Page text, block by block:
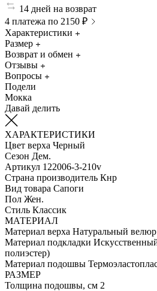
14 дней на возврат
4 платежа по 2150 ₽
Характеристики
Размер
Возврат и обмен
Отзывы
Вопросы
Подели
Мокка
Давай делить
ХАРАКТЕРИСТИКИ
Цвет верха Черный
Сезон Дем.
Артикул 122006-3-210v
Страна производитель Кнр
Вид товара Сапоги
Пол Жен.
Стиль Классик
МАТЕРИАЛ
Материал верха Натуральный велюр
Материал подкладки
полиэстер)
Материал подошвы
РАЗМЕР
Толщина подошвы, см 2